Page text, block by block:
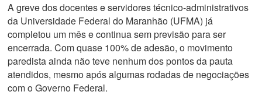
A greve dos docentes e servidores técnico-administrativos
da Universidade Federal do Maranhão (UFMA) já
completou um mês e continua sem previsão para ser
encerrada. Com quase 100% de adesão, o movimento
paredista ainda não teve nenhum dos pontos da pauta
atendidos, mesmo após algumas rodadas de negociações
com o Governo Federal.